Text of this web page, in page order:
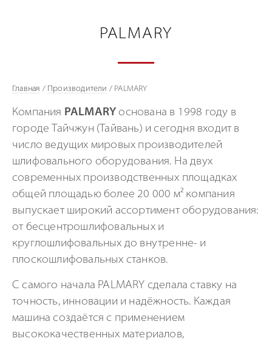
PALMARY
Главная / Производители / PALMARY
Компания PALMARY основана в 1998 году в
городе Тайчжун (Тайвань) и сегодня входит в
число ведущих мировых производителей
шлифовального оборудования. На двух
современных производственных площадках
общей площадью более 20 000 м² компания
выпускает широкий ассортимент оборудования:
от бесцентрошлифовальных и
круглошлифовальных до внутренне- и
плоскошлифовальных станков.
С самого начала PALMARY сделала ставку на
точность, инновации и надёжность. Каждая
машина создаётся с применением
высококачественных материалов,